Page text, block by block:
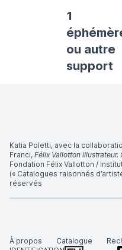
1
ou autre
support
Katia Poletti, avec la
Franci, Félix Vallotton illustrateur.
Fondation Félix Vallotton /
(« Catalogues raisonnés
réservés
À propos Catalogue